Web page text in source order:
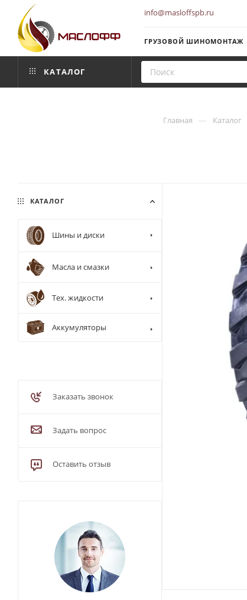
info@masloffspb.ru
ГРУЗОВОЙ ШИНОМОНТАЖ
КАТАЛОГ
Главная — Каталог
КАТАЛОГ
Шины и диски
Масла и смазки
Тех. жидкости
Аккумуляторы
Заказать звонок
Задать вопрос
Оставить отзыв